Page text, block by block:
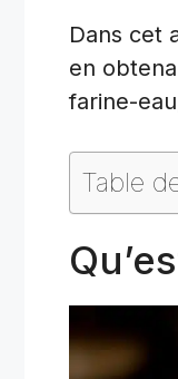
Dans cet
en
farine-
Table